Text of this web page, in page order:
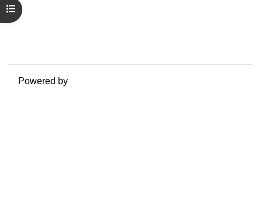
Apri indice del corso
Riepilogo della conservazione dei dati
Politiche
Powered by